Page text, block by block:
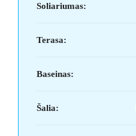
Soliariumas:
Terasa:
Baseinas:
Šalia: